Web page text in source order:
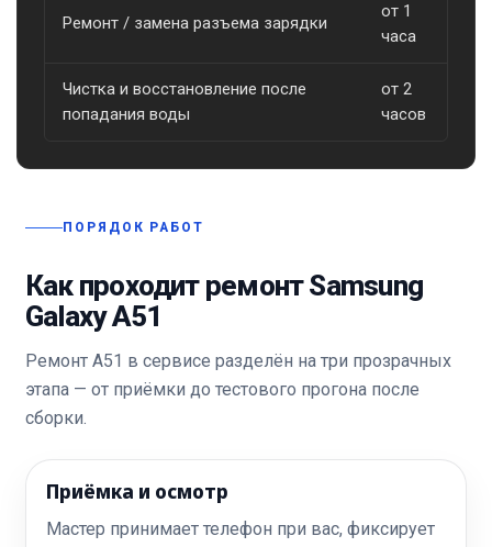
Ремонт / замена разъема зарядки
от 1
часа
Чистка и восстановление после
попадания воды
от 2
часов
ПОРЯДОК РАБОТ
Как проходит ремонт Samsung
Galaxy A51
Ремонт А51 в сервисе разделён на три прозрачных
этапа — от приёмки до тестового прогона после
сборки.
Приёмка и осмотр
Мастер принимает телефон при вас, фиксирует